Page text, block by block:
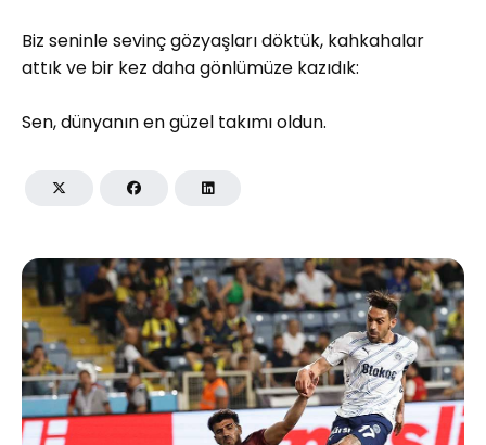
Biz seninle sevinç gözyaşları döktük, kahkahalar
attık ve bir kez daha gönlümüze kazıdık:
Sen, dünyanın en güzel takımı oldun.